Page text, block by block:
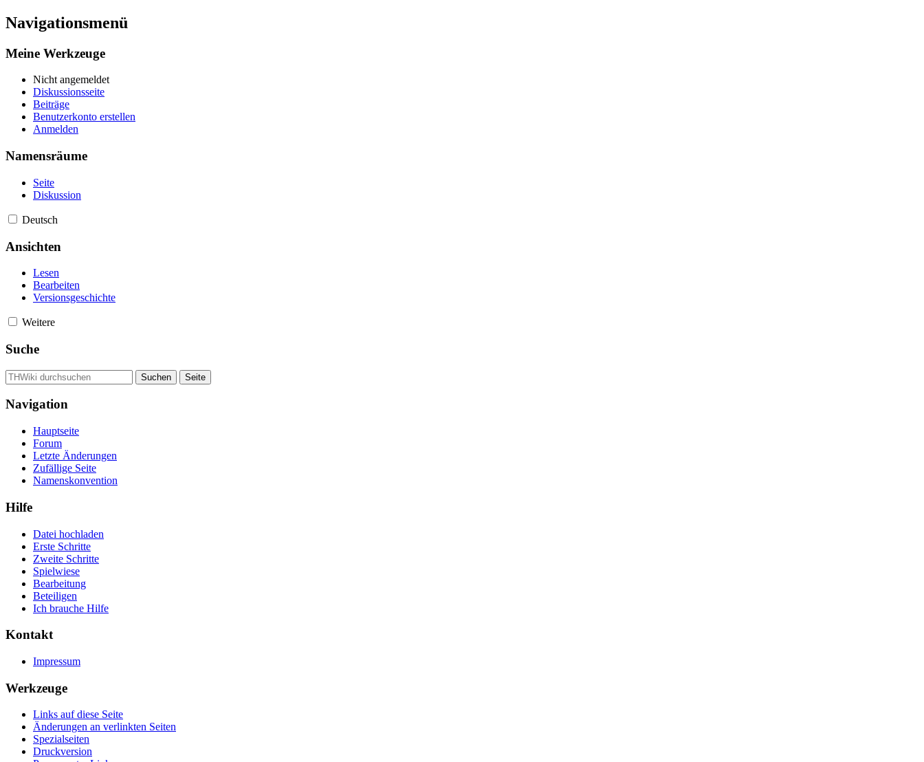
Navigationsmenü
Meine Werkzeuge
Nicht angemeldet
Diskussionsseite
Beiträge
Benutzerkonto erstellen
Anmelden
Namensräume
Seite
Diskussion
Deutsch
Ansichten
Lesen
Bearbeiten
Versionsgeschichte
Weitere
Suche
Navigation
Hauptseite
Forum
Letzte Änderungen
Zufällige Seite
Namenskonvention
Hilfe
Datei hochladen
Erste Schritte
Zweite Schritte
Spielwiese
Bearbeitung
Beteiligen
Ich brauche Hilfe
Kontakt
Impressum
Werkzeuge
Links auf diese Seite
Änderungen an verlinkten Seiten
Spezialseiten
Druckversion